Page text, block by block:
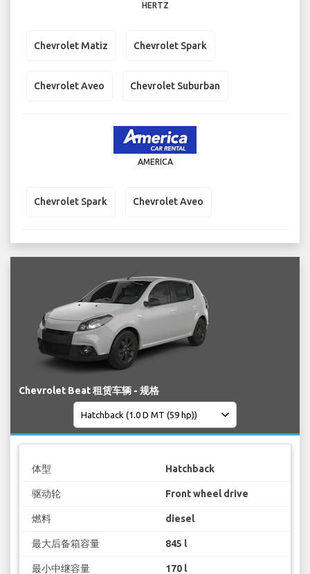
HERTZ
Chevrolet Matiz Chevrolet Spark
Chevrolet Aveo Chevrolet Suburban
AMERICA
Chevrolet Spark Chevrolet Aveo
Chevrolet Beat 租赁车辆 - 规格
体型 Hatchback
驱动轮 Front wheel drive
燃料 diesel
最大后备箱容量 845 l
最小中继容量 170 l